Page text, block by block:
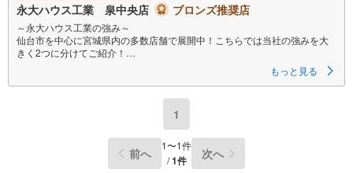
永大ハウス工業 泉中央店 ブロンズ推奨店
～永大ハウス工業の強み～
仙台市を中心に宮城県内の多数店舗で展開中！こちらでは当社の強みを大
きく2つに分けてご紹介！
戸建・マンション・土地...と種別を問わず不動産を取り扱っております。
更に教育施設や商業施設、子育て環境や行政などの地域情報を総合し、お
客様により良い物件選びをして頂けるよう、しっかりとサポートさせて頂
2.＜経験豊富なスタッフ＞
当社では【購入】【売却】【引っ越し】【リフォーム】など住宅に関する
もっと見る
1
前へ 1〜1件
/1件 次へ